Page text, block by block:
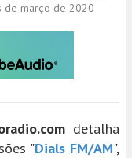
de março de 2020
detalha
"Dials FM/AM",